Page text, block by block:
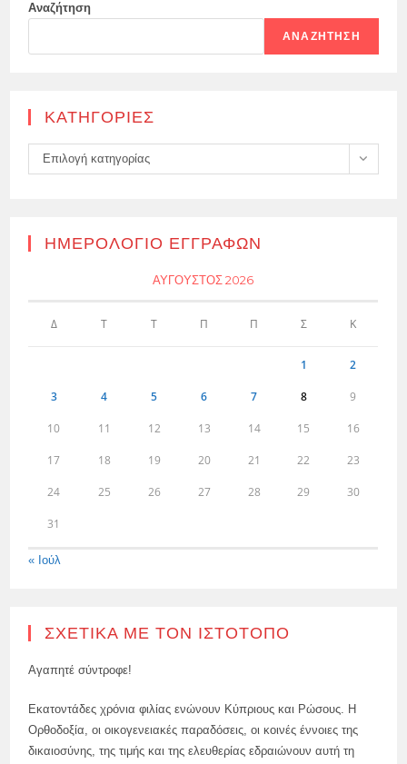
Αναζήτηση
ΑΝΑΖΉΤΗΣΗ
KΑΤΗΓΟΡΊΕΣ
Kατηγορίες
Επιλογή κατηγορίας
ΗΜΕΡΟΛΌΓΙΟ ΕΓΓΡΑΦΏΝ
ΑΎΓΟΥΣΤΟΣ 2026
Δ Τ Τ Π Π Σ Κ
1 2
3 4 5 6 7 8 9
10 11 12 13 14 15 16
17 18 19 20 21 22 23
24 25 26 27 28 29 30
31
« Ιούλ
ΣΧΕΤΙΚΆ ΜΕ ΤΟΝ ΙΣΤΌΤΟΠΟ
Αγαπητέ σύντροφε!
Εκατοντάδες χρόνια φιλίας ενώνουν Κύπριους και Ρώσους. Η
Ορθοδοξία, οι οικογενειακές παραδόσεις, οι κοινές έννοιες της
δικαιοσύνης, της τιμής και της ελευθερίας εδραιώνουν αυτή τη